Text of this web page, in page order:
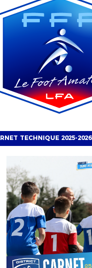
TECHNIQUE 2025-2026